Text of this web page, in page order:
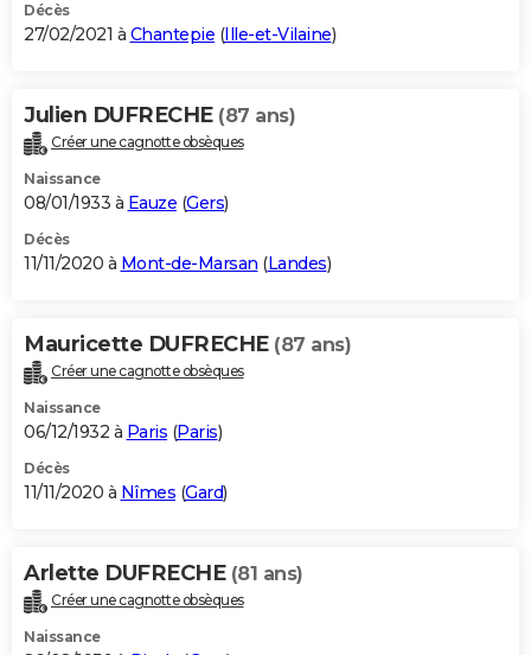
Décès
27/02/2021 à Chantepie (Ille-et-Vilaine)
Julien DUFRECHE (87 ans)
Créer une cagnotte obsèques
Naissance
08/01/1933 à Eauze (Gers)
Décès
11/11/2020 à Mont-de-Marsan (Landes)
Mauricette DUFRECHE (87 ans)
Créer une cagnotte obsèques
Naissance
06/12/1932 à Paris (Paris)
Décès
11/11/2020 à Nîmes (Gard)
Arlette DUFRECHE (81 ans)
Créer une cagnotte obsèques
Naissance